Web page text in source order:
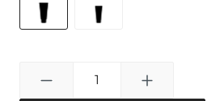
Creme Tube Normal
Travel Size